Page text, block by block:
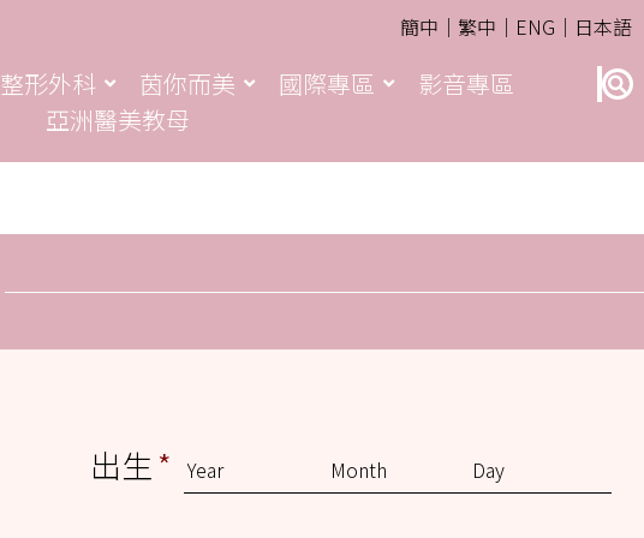
簡中｜ 繁中｜ ENG｜ 日本語
整形外科 茵你而美 國際專區
影音專區
亞洲醫美教母
出生 *